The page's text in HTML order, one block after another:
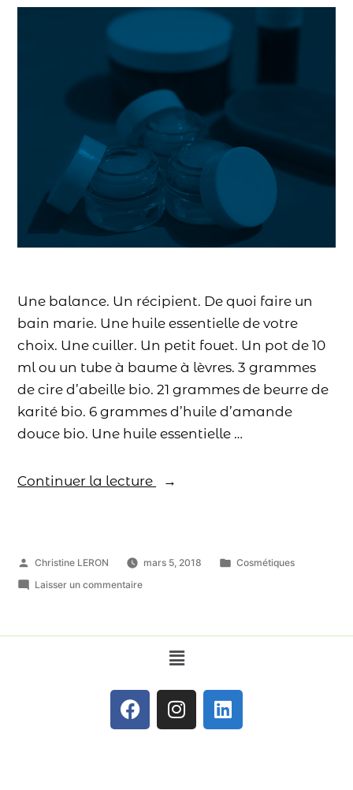
Une balance. Un récipient. De quoi faire un
bain marie. Une huile essentielle de votre
choix. Une cuiller. Un petit fouet. Un pot de 10
ml ou un tube à baume à lèvres. 3 grammes
de cire d’abeille bio. 21 grammes de beurre de
karité bio. 6 grammes d’huile d’amande
douce bio. Une huile essentielle …
Continuer la lecture
Christine LERON mars 5, 2018
Cosmétiques
Laisser un commentaire